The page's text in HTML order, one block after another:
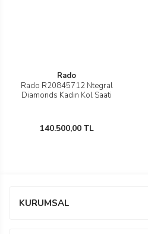
Manoir
Rado
Rado R20845712 Ntegral
Diamonds Kadın Kol Saati
140.500,00 TL
KURUMSAL